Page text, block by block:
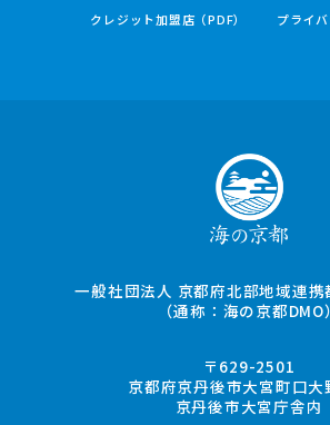
クレジット加盟店（PDF）
プライ
一般社団法人 京都府北部地域連携
（通称：海の京都DMO）
〒629-2501
京都府京丹後市大宮町口大
京丹後市大宮庁舎内